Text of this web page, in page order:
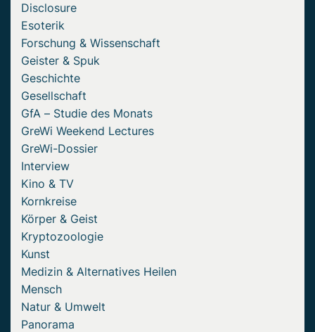
Disclosure
Esoterik
Forschung & Wissenschaft
Geister & Spuk
Geschichte
Gesellschaft
GfA – Studie des Monats
GreWi Weekend Lectures
GreWi-Dossier
Interview
Kino & TV
Kornkreise
Körper & Geist
Kryptozoologie
Kunst
Medizin & Alternatives Heilen
Mensch
Natur & Umwelt
Panorama